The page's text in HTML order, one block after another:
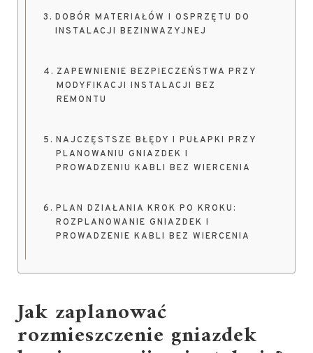
DOBÓR MATERIAŁÓW I OSPRZĘTU DO
INSTALACJI BEZINWAZYJNEJ
ZAPEWNIENIE BEZPIECZEŃSTWA PRZY
MODYFIKACJI INSTALACJI BEZ
REMONTU
NAJCZĘSTSZE BŁĘDY I PUŁAPKI PRZY
PLANOWANIU GNIAZDEK I
PROWADZENIU KABLI BEZ WIERCENIA
PLAN DZIAŁANIA KROK PO KROKU:
ROZPLANOWANIE GNIAZDEK I
PROWADZENIE KABLI BEZ WIERCENIA
Jak zaplanować
rozmieszczenie gniazdek